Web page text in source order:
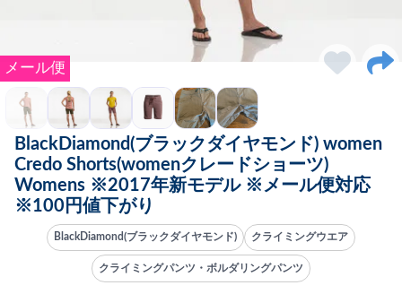
メール便
BlackDiamond(ブラックダイヤモンド) women
Credo Shorts(womenクレードショーツ)
Womens ※2017年新モデル ※メール便対応
※100円値下がり
BlackDiamond(ブラックダイヤモンド) クライミングウエア
クライミングパンツ・ボルダリングパンツ